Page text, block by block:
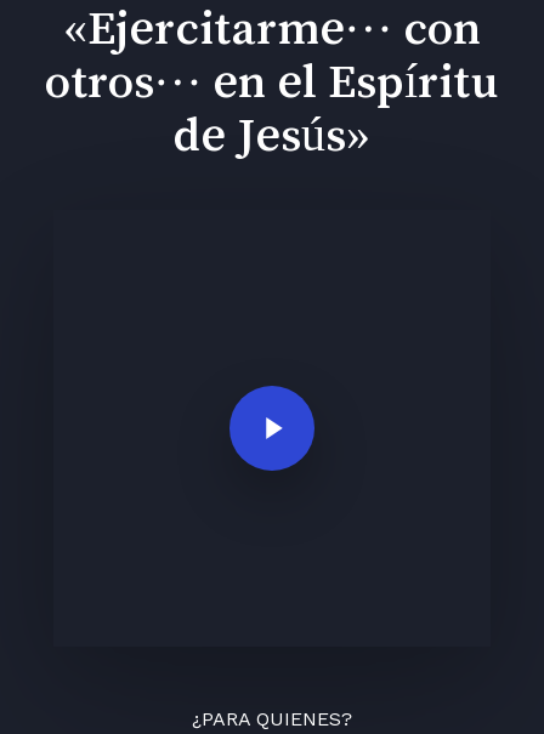
«Ejercitarme… con
otros… en el Espíritu
de Jesús»
Play Video
¿PARA QUIENES?